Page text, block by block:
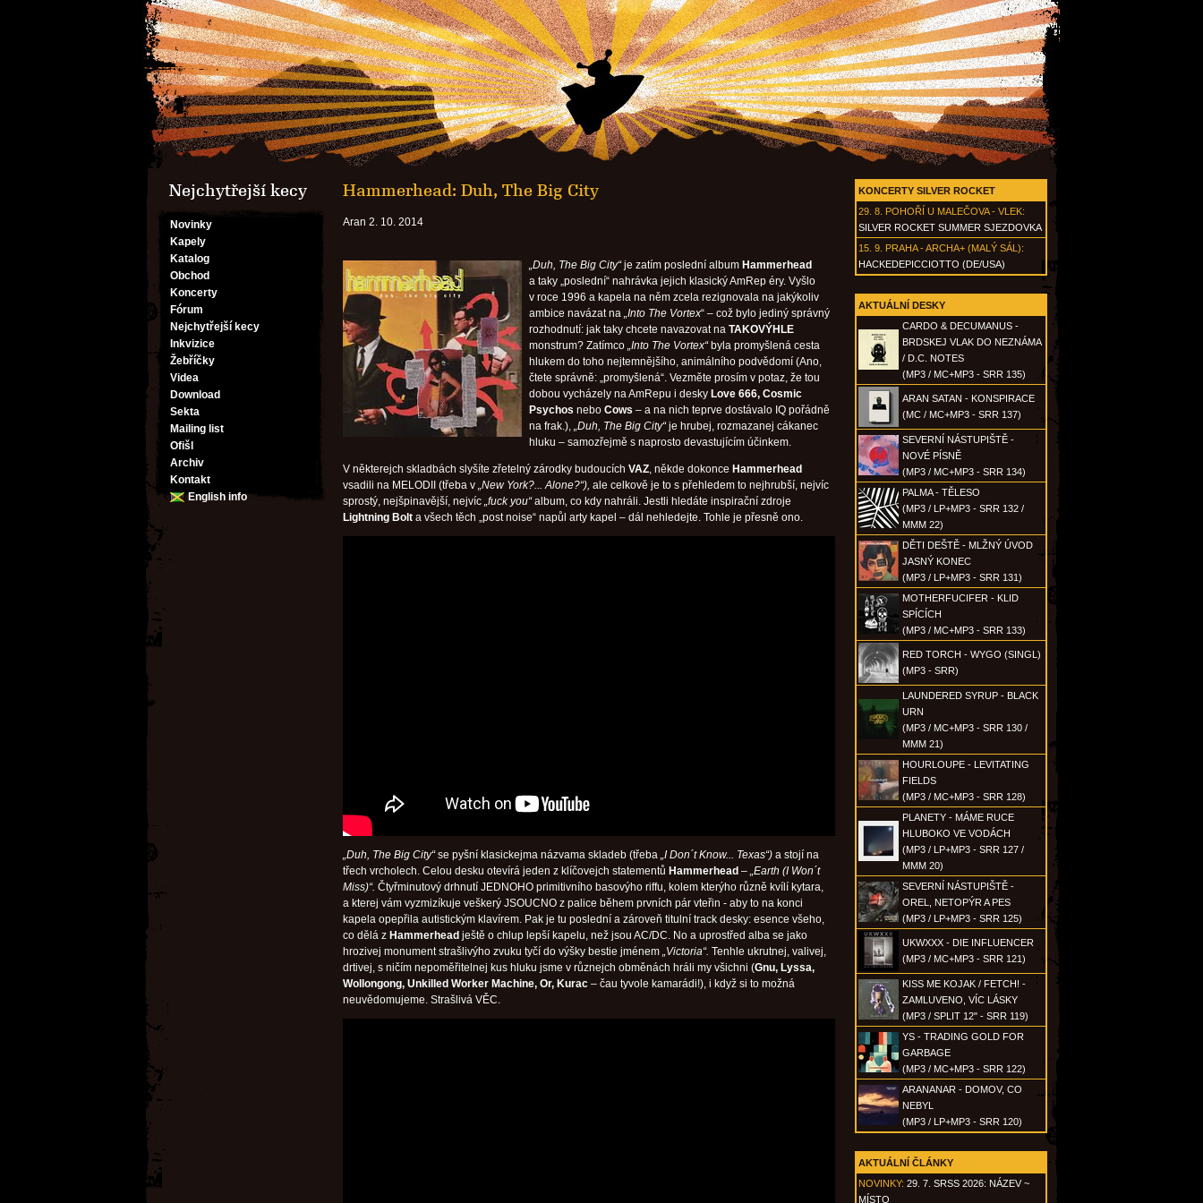
Nejchytřejší kecy
Novinky
Kapely
Katalog
Obchod
Koncerty
Fórum
Nejchytřejší kecy
Inkvizice
Žebříčky
Videa
Download
Sekta
Mailing list
Ofišl
Archiv
Kontakt
English info
KONCERTY SILVER ROCKET
29. 8. POHOŘÍ U MALEČOVA - VLEK:
SILVER ROCKET SUMMER SJEZDOVKA
15. 9. PRAHA - ARCHA+ (MALÝ SÁL):
HACKEDEPICCIOTTO (DE/USA)
AKTUÁLNÍ DESKY
CARDO & DECUMANUS -
BRDSKEJ VLAK DO NEZNÁMA
/ D.C. NOTES
(MP3 / MC+MP3 - SRR 135)
ARAN SATAN - KONSPIRACE
(MC / MC+MP3 - SRR 137)
SEVERNÍ NÁSTUPIŠTĚ -
NOVÉ PÍSNĚ
(MP3 / MC+MP3 - SRR 134)
PALMA - TĚLESO
(MP3 / LP+MP3 - SRR 132 /
MMM 22)
DĚTI DEŠTĚ - MLŽNÝ ÚVOD
JASNÝ KONEC
(MP3 / LP+MP3 - SRR 131)
MOTHERFUCIFER - KLID
SPÍCÍCH
(MP3 / MC+MP3 - SRR 133)
RED TORCH - WYGO (SINGL)
(MP3 - SRR)
LAUNDERED SYRUP - BLACK
URN
(MP3 / MC+MP3 - SRR 130 /
MMM 21)
HOURLOUPE - LEVITATING
FIELDS
(MP3 / MC+MP3 - SRR 128)
PLANETY - MÁME RUCE
HLUBOKO VE VODÁCH
(MP3 / LP+MP3 - SRR 127 /
MMM 20)
SEVERNÍ NÁSTUPIŠTĚ -
OREL, NETOPÝR A PES
(MP3 / LP+MP3 - SRR 125)
UKWXXX - DIE INFLUENCER
(MP3 / MC+MP3 - SRR 121)
KISS ME KOJAK / FETCH! -
ZAMLUVENO, VÍC LÁSKY
(MP3 / SPLIT 12" - SRR 119)
YS - TRADING GOLD FOR
GARBAGE
(MP3 / MC+MP3 - SRR 122)
ARANANAR - DOMOV, CO
NEBYL
(MP3 / LP+MP3 - SRR 120)
AKTUÁLNÍ ČLÁNKY
NOVINKY: 29. 7. SRSS 2026: NÁZEV ~
MÍSTO
Hammerhead: Duh, The Big City
Aran 2. 10. 2014
„Duh, The Big City“je zatím poslední album Hammerhead
a taky „poslední“ nahrávka jejich klasický AmRep éry. Vyšlo
v roce 1996 a kapela na něm zcela rezignovala na jakýkoliv
ambice navázat na „Into The Vortex“ – což bylo jediný správný
rozhodnutí: jak taky chcete navazovat na TAKOVÝHLE
monstrum? Zatímco „Into The Vortex“byla promyšlená cesta
hlukem do toho nejtemnějšího, animálního podvědomí (Ano,
čtete správně: „promyšlená“. Vezměte prosím v potaz, že tou
dobou vycházely na AmRepu i desky Love 666, Cosmic
Psychos nebo Cows – a na nich teprve dostávalo IQ pořádně
na frak.), „Duh, The Big City“je hrubej, rozmazanej cákanec
hluku – samozřejmě s naprosto devastujícím účinkem.
V některejch skladbách slyšíte zřetelný zárodky budoucích VAZ, někde dokonce Hammerhead
vsadili na MELODII (třeba v „New York?... Alone?“), ale celkově je to s přehledem to nejhrubší, nejvíc
sprostý, nejšpinavější, nejvíc „fuck you“album, co kdy nahráli. Jestli hledáte inspirační zdroje
Lightning Bolt a všech těch „post noise“ napůl arty kapel – dál nehledejte. Tohle je přesně ono.
„Duh, The Big City“se pyšní klasickejma názvama skladeb (třeba „I Don´t Know... Texas“) a stojí na
třech vrcholech. Celou desku otevírá jeden z klíčovejch statementů Hammerhead – „Earth (I Won´t
Miss)“. Čtyřminutový drhnutí JEDNOHO primitivního basovýho riffu, kolem kterýho různě kvílí kytara,
a kterej vám vyzmizíkuje veškerý JSOUCNO z palice během prvních pár vteřin - aby to na konci
kapela opepřila autistickým klavírem. Pak je tu poslední a zároveň titulní track desky: esence všeho,
co dělá z Hammerhead ještě o chlup lepší kapelu, než jsou AC/DC. No a uprostřed alba se jako
hrozivej monument strašlivýho zvuku tyčí do výšky bestie jménem „Victoria“. Tenhle ukrutnej, valivej,
drtivej, s ničím nepoměřitelnej kus hluku jsme v různejch obměnách hráli my všichni (Gnu, Lyssa,
Wollongong, Unkilled Worker Machine, Or, Kurac – čau tyvole kamarádi!), i když si to možná
neuvědomujeme. Strašlivá VĚC.